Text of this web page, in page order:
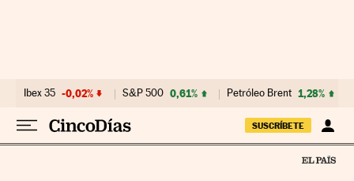
Ibex 35 -0,02% S&P 500 0,61% Petróleo Brent 1,28%
SUSCRÍBETE